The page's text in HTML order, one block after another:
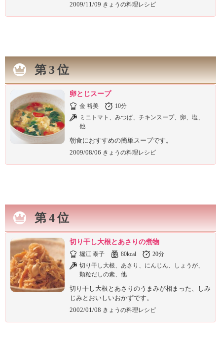
2009/11/09 きょうの料理レシピ
第3位
卵とじスープ
金 裕美
10分
ミニトマト、みつば、チキンスープ、卵、塩、
他
朝食におすすめの簡単スープです。
2009/08/06 きょうの料理レシピ
第4位
切り干し大根とあさりの煮物
堀江 泰子 80kcal
20分
切り干し大根、あさり、にんじん、しょうが、
顆粒だしの素、他
切り干し大根とあさりのうまみが相まった、しみ
じみとおいしいおかずです。
2002/01/08 きょうの料理レシピ